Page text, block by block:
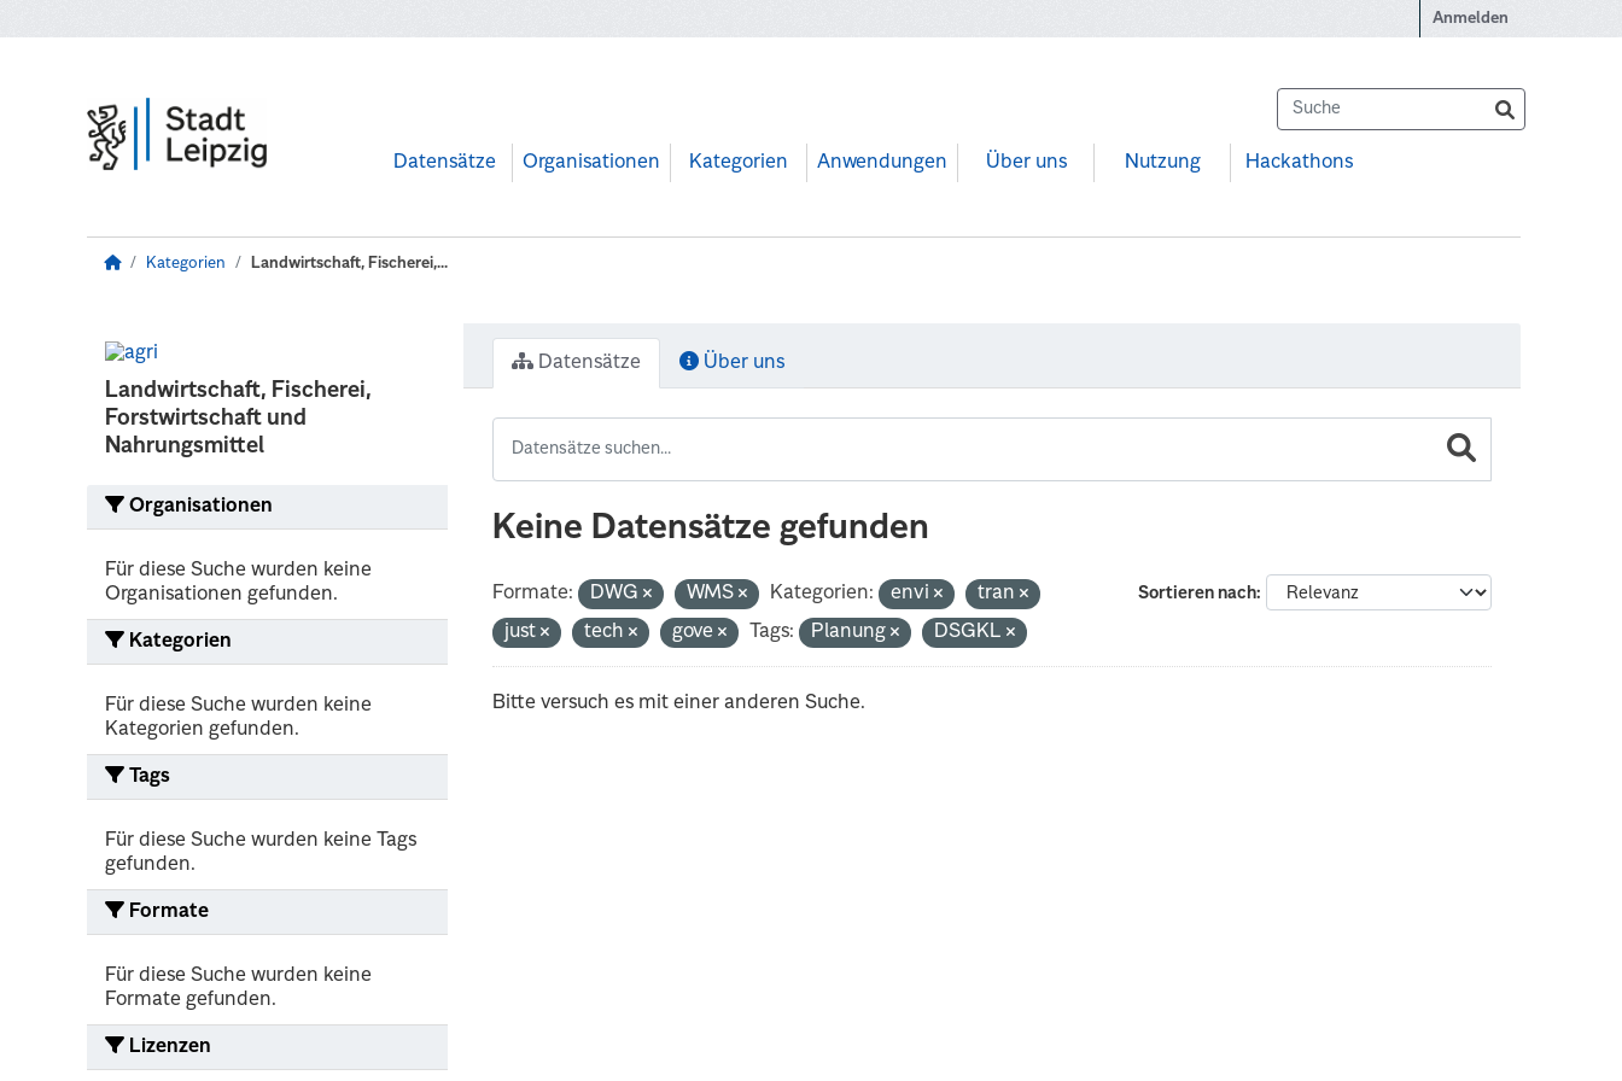
Anmelden
Datensätze Organisationen Kategorien Anwendungen Über uns Nutzung Hackathons
Kategorien Landwirtschaft, Fischerei,...
Landwirtschaft, Fischerei,
Forstwirtschaft und
Nahrungsmittel
Organisationen
Für diese Suche wurden keine
Organisationen gefunden.
Kategorien
Für diese Suche wurden keine
Kategorien gefunden.
Tags
Für diese Suche wurden keine Tags
gefunden.
Formate
Für diese Suche wurden keine
Formate gefunden.
Lizenzen
Datensätze Über uns
Keine Datensätze gefunden
Sortieren nach
Formate: DWG WMS Kategorien: envi
tran
just
tech gove Tags: Planung DSGKL
Bitte versuch es mit einer anderen Suche.